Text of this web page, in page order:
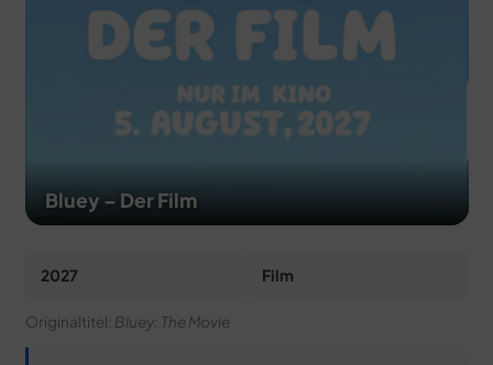
Bluey – Der Film
2027 Film
Originaltitel: Bluey: The Movie